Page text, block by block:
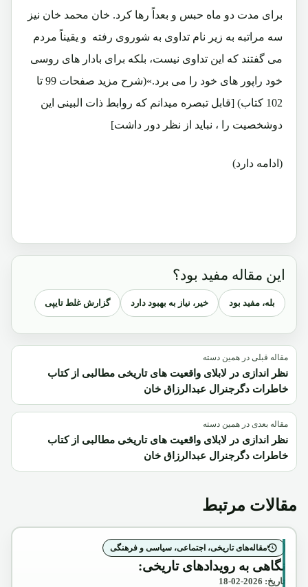
برای مدت دو ماه حبس و بعداً رها کرد. خان محمد خان نیز
سه مراتبه به زیر نام تداوی به شوروی رفته و یقیناً مردم
می گفتند که این تداوی نیست، بلکه برای بادار های روسی
خود راپور های خود را می برد.»(شرح مزید صفحات 99 تا
102 کتاب) [قابل تبصره میدانم که روابط ذات البینی این
دوشخصیت را ، نباید از نظر دور داشت]
(ادامه دارد)
این مقاله مفید بود؟
بله، مفید بود خیر، نیاز به بهبود دارد گزارش غلط تایپی
مقاله قبلی در همین دسته
نظر اندازی در لابلای واقعیت های تاریخی مطالبی از کتاب
خاطرات دگرجنرال عبدالرزاق خان
مقاله بعدی در همین دسته
نظر اندازی در لابلای واقعیت های تاریخی مطالبی از کتاب
خاطرات دگرجنرال عبدالرزاق خان
مقالات مرتبط
مقاله‌های تاریخی، اجتماعی، سیاسی و فرهنگی
نگاهی به رویدادهای تاریخی:
تاریخ: 2026-02-18